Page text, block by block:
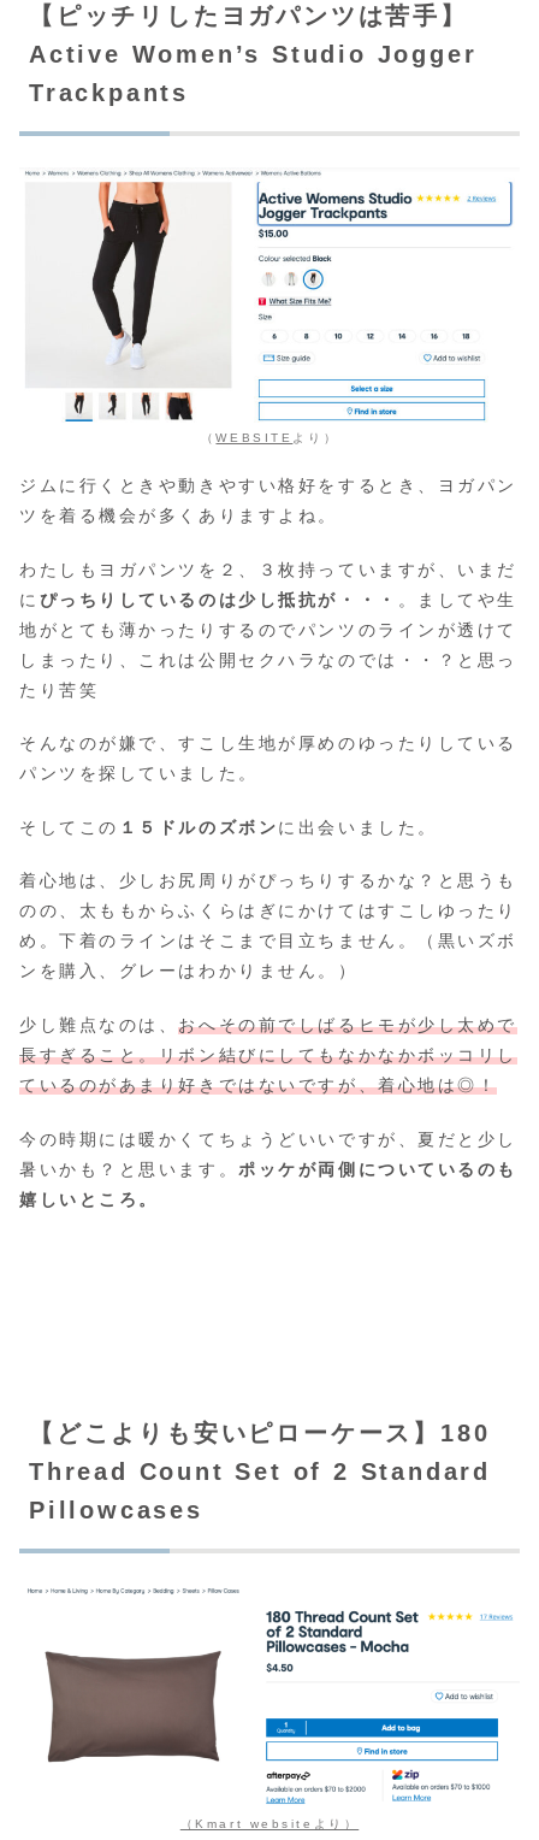
【ピッチリしたヨガパンツは苦手】
Active Women’s Studio Jogger
Trackpants
（WEBSITE より）
ジムに行くときや動きやすい格好をするとき、ヨガパン
ツを着る機会が多くありますよね。
わたしもヨガパンツを２、３枚持っていますが、いまだ
に ぴっちりしているのは少し抵抗が・・・
。ましてや生
地がとても薄かったりするのでパンツのラインが透けて
しまったり、これは公開セクハラなのでは・・？と思っ
たり苦笑
そんなのが嫌で、すこし生地が厚めのゆったりしている
パンツを探していました。
そしてこの １５ドルのズボンに出会いました。
着心地は、少しお尻周りがぴっちりするかな？と思うも
のの、太ももからふくらはぎにかけてはすこしゆったり
め。下着のラインはそこまで目立ちません。（黒いズボ
ンを購入、グレーはわかりません。）
少し難点なのは、おへその前でしばるヒモが少し太めで
長すぎること。リボン結びにしてもなかなかボッコリし
ているのがあまり好きではないですが、着心地は◎！
今の時期には暖かくてちょうどいいですが、夏だと少し
暑いかも？と思います。 ポッケが両側についているのも
嬉しいところ。
【どこよりも安いピローケース】180
Thread Count Set of 2 Standard
Pillowcases
（Kmart websiteより）